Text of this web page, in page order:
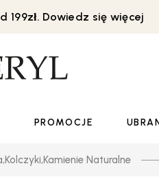
199zł. Dowiedz się więcej
PROMOCJE
,Kolczyki,Kamienie Naturalne